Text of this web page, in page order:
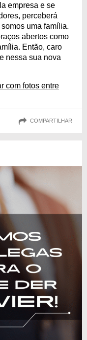
empresa e se
perceberá
uma família.
abertos como
Então, caro
nessa sua nova
com fotos entre
COMPARTILHAR